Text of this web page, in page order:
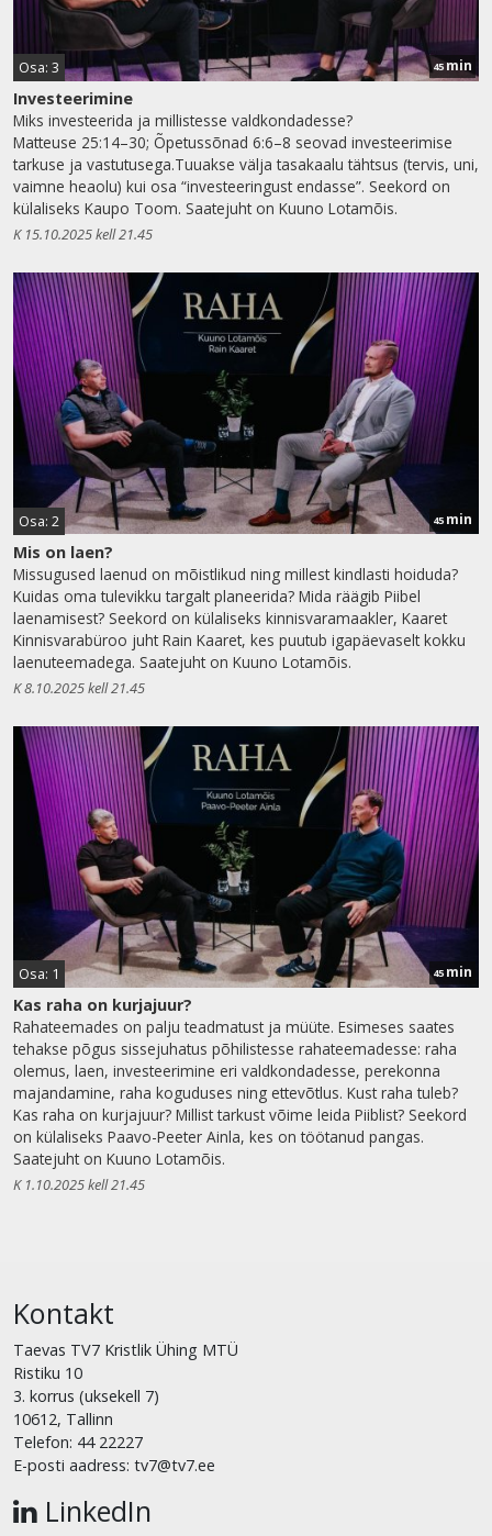
Osa: 3 45min
Investeerimine
Miks investeerida ja millistesse valdkondadesse?
Matteuse 25:14–30; Õpetussõnad 6:6–8 seovad investeerimise
tarkuse ja vastutusega.Tuuakse välja tasakaalu tähtsus (tervis, uni,
vaimne heaolu) kui osa “investeeringust endasse”. Seekord on
külaliseks Kaupo Toom. Saatejuht on Kuuno Lotamõis.
K 15.10.2025 kell 21.45
Osa: 2 45 min
Mis on laen?
Missugused laenud on mõistlikud ning millest kindlasti hoiduda?
Kuidas oma tulevikku targalt planeerida? Mida räägib Piibel
laenamisest? Seekord on külaliseks kinnisvaramaakler, Kaaret
Kinnisvarabüroo juht Rain Kaaret, kes puutub igapäevaselt kokku
laenuteemadega. Saatejuht on Kuuno Lotamõis.
K 8.10.2025 kell 21.45
Osa: 1 45 min
Kas raha on kurjajuur?
Rahateemades on palju teadmatust ja müüte. Esimeses saates
tehakse põgus sissejuhatus põhilistesse rahateemadesse: raha
olemus, laen, investeerimine eri valdkondadesse, perekonna
majandamine, raha koguduses ning ettevõtlus. Kust raha tuleb?
Kas raha on kurjajuur? Millist tarkust võime leida Piiblist? Seekord
on külaliseks Paavo-Peeter Ainla, kes on töötanud pangas.
Saatejuht on Kuuno Lotamõis.
K 1.10.2025 kell 21.45
Kontakt
Taevas TV7 Kristlik Ühing MTÜ
Ristiku 10
3. korrus (uksekell 7)
10612, Tallinn
Telefon: 44 22227
E-posti aadress: tv7@tv7.ee
LinkedIn